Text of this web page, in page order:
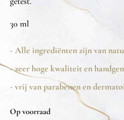
30 ml
- Alle ingrediënten zijn van
- zeer hoge kwaliteit en
- vrij van parabenen en
Op voorraad